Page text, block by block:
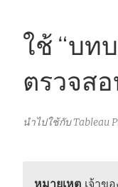
ใช้ “บท
ตรวจส
นำไปใช้กับ Tableau
หมายเหตุ เจ้าข